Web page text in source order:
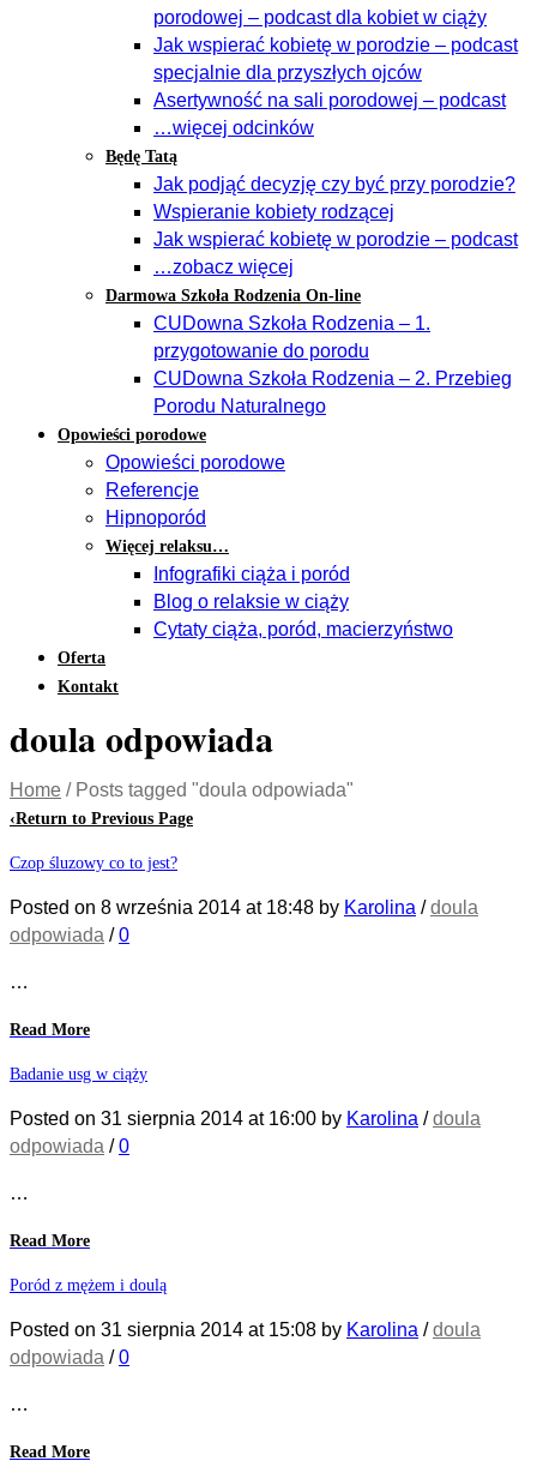
porodowej – podcast dla kobiet w ciąży
Jak wspierać kobietę w porodzie – podcast
specjalnie dla przyszłych ojców
Asertywność na sali porodowej – podcast
…więcej odcinków
Będę Tatą
Jak podjąć decyzję czy być przy porodzie?
Wspieranie kobiety rodzącej
Jak wspierać kobietę w porodzie – podcast
…zobacz więcej
Darmowa Szkoła Rodzenia On-line
CUDowna Szkoła Rodzenia – 1.
przygotowanie do porodu
CUDowna Szkoła Rodzenia – 2. Przebieg
Porodu Naturalnego
Opowieści porodowe
Opowieści porodowe
Referencje
Hipnoporód
Więcej relaksu…
Infografiki ciąża i poród
Blog o relaksie w ciąży
Cytaty ciąża, poród, macierzyństwo
Oferta
Kontakt
doula odpowiada
Home / Posts tagged "doula odpowiada"
‹Return to Previous Page
Czop śluzowy co to jest?
Posted on 8 września 2014 at 18:48 by Karolina /doula
odpowiada /0
…
Read More
Badanie usg w ciąży
Posted on 31 sierpnia 2014 at 16:00 by Karolina /doula
odpowiada /0
…
Read More
Poród z mężem i doulą
Posted on 31 sierpnia 2014 at 15:08 by Karolina /doula
odpowiada /0
…
Read More